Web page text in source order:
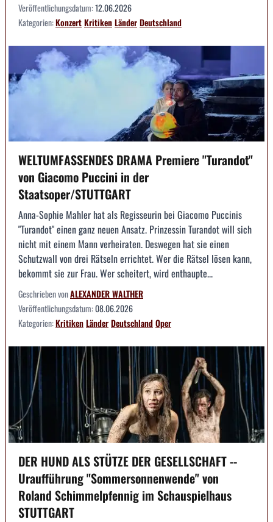
Veröffentlichungsdatum:12.06.2026
Kategorien:KonzertKritikenLänderDeutschland
WELTUMFASSENDES DRAMA Premiere "Turandot"
von Giacomo Puccini in der
Staatsoper/STUTTGART
Anna-Sophie Mahler hat als Regisseurin bei Giacomo Puccinis
"Turandot" einen ganz neuen Ansatz. Prinzessin Turandot will sich
nicht mit einem Mann verheiraten. Deswegen hat sie einen
Schutzwall von drei Rätseln errichtet. Wer die Rätsel lösen kann,
bekommt sie zur Frau. Wer scheitert, wird enthaupte...
Geschrieben vonALEXANDER WALTHER
Veröffentlichungsdatum:08.06.2026
Kategorien:KritikenLänderDeutschlandOper
DER HUND ALS STÜTZE DER GESELLSCHAFT --
Uraufführung "Sommersonnenwende" von
Roland Schimmelpfennig im Schauspielhaus
STUTTGART